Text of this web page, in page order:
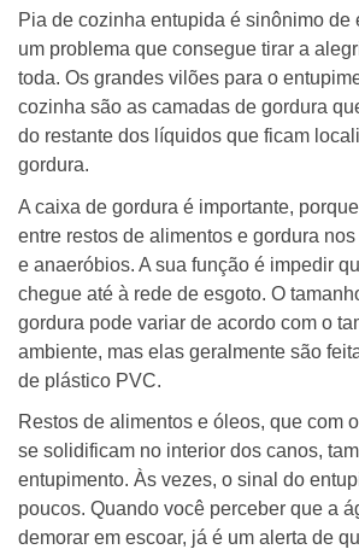
Pia de cozinha entupida é sinônimo de
um problema que consegue tirar a
toda. Os grandes vilões para o
cozinha são as camadas de gordura
do restante dos líquidos que ficam
gordura.
A caixa de gordura é importante,
entre restos de alimentos e gordura
e anaeróbios. A sua função é impedir
chegue até à rede de esgoto. O
gordura pode variar de acordo com o
ambiente, mas elas geralmente são
de plástico PVC.
Restos de alimentos e óleos, que com
se solidificam no interior dos canos,
entupimento. Às vezes, o sinal do
poucos. Quando você perceber que a
demorar em escoar, já é um alerta de